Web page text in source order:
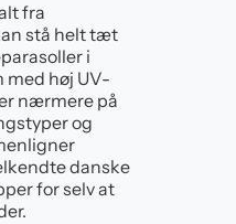
fra
stå helt tæt
i
høj UV-
nærmere på
og
danske
for selv at